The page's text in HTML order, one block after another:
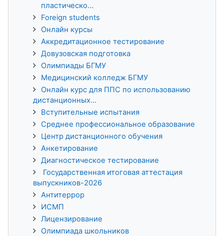
пластическо...
Foreign students
Онлайн курсы
Аккредитационное тестирование
Довузовская подготовка
Олимпиады БГМУ
Медицинский колледж БГМУ
Онлайн курс для ППС по использованию
дистанционных...
Вступительные испытания
Среднее профессиональное образование
Центр дистанционного обучения
Анкетирование
Диагностическое тестирование
Государственная итоговая аттестация
выпускников-2026
Антитеррор
ИСМП
Лицензирование
Олимпиада школьников